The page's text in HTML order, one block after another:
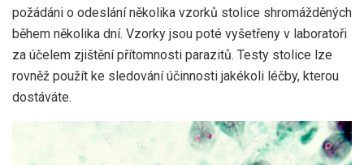
požádáni o odeslání několika vzorků stolice shromážděných
během několika dní. Vzorky jsou poté vyšetřeny v laboratoři
za účelem zjištění přítomnosti parazitů. Testy stolice lze
rovněž použít ke sledování účinnosti jakékoli léčby, kterou
dostáváte.